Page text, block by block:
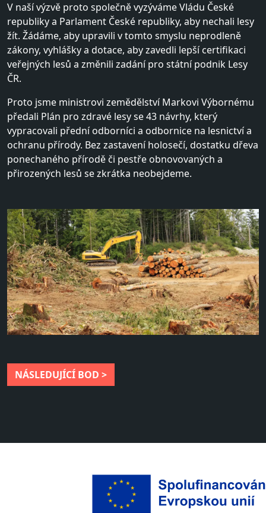
V naší výzvě proto společně vyzýváme Vládu České
republiky a Parlament České republiky, aby nechali lesy
žít. Žádáme, aby upravili v tomto smyslu neprodleně
zákony, vyhlášky a dotace, aby zavedli lepší certifikaci
veřejných lesů a změnili zadání pro státní podnik Lesy
ČR.
Proto jsme ministrovi zemědělství Markovi Výbornému
předali Plán pro zdravé lesy se 43 návrhy, který
vypracovali přední odborníci a odbornice na lesnictví a
ochranu přírody. Bez zastavení holosečí, dostatku dřeva
ponechaného přírodě či pestře obnovovaných a
přirozených lesů se zkrátka neobejdeme.
NÁSLEDUJÍCÍ BOD >